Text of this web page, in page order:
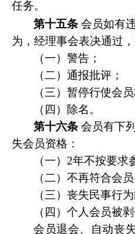
任务。
第十五条 会员如有
为，经理事会表决通过
（一）警告；
（二）通报批评；
（三）暂停行使会员
（四）除名。
第十六条 会员有下
失会员资格：
（一）2年不按要求
（二）不再符合会员
（三）丧失民事行为
（四）个人会员被
会员退会、自动丧